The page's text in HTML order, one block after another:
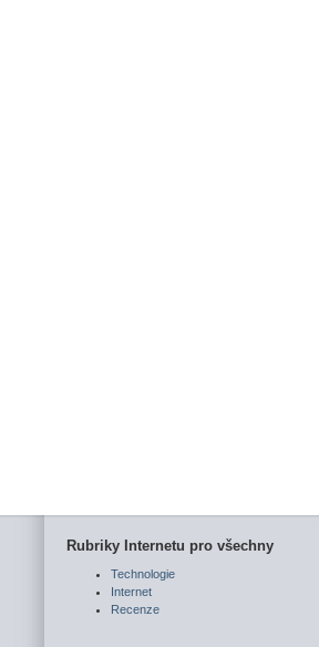
Rubriky Internetu pro všechny
Technologie
Internet
Recenze